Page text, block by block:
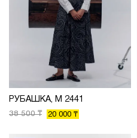
РУБАШКА, М 2441
38 500 ₸
20 000 ₸